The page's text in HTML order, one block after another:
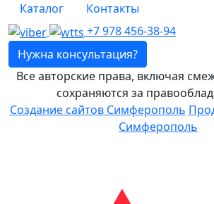
Каталог
Контакты
+7 978 456-38-94
Нужна консультация?
Все авторские права, включая
сохраняются за
Создание сайтов Симферополь
Симферополь